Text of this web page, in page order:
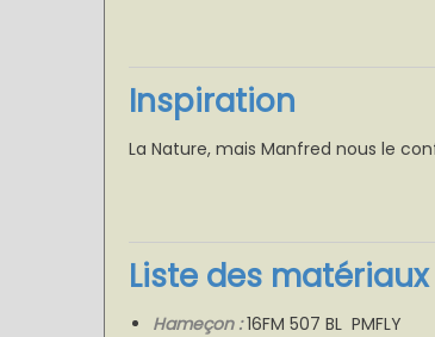
Inspiration
La Nature, mais Manfred nous le
Liste des matériaux
Hameçon :16FM 507 BL PMFLY